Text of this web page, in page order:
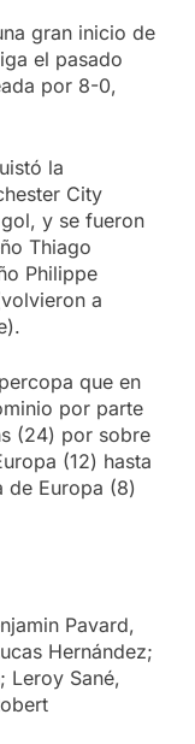
gran inicio de
el pasado
por 8-0,
la
City
y se fueron
Thiago
Philippe
a
que en
por parte
(24) por sobre
(12) hasta
de Europa (8)
Pavard,
Hernández;
Leroy Sané,